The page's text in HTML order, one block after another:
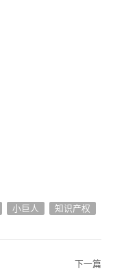
小巨人
知识产权
下一篇